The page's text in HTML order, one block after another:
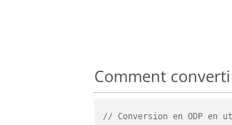
Comment
// Conversion en ODP en